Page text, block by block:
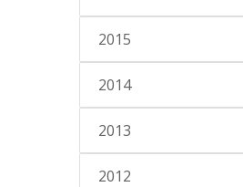
2015
2014
2013
2012